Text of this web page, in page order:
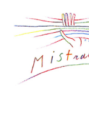
contenu